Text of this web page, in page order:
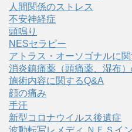
人間関係のストレス
不安神経症
頭鳴り
NESセラピー
アトラス・オーソゴナルに
消炎鎮痛薬（頭痛薬、湿布）
施術内容に関するQ&A
顔の痛み
手汗
新型コロナウイルス後遺症
波動転写レメディ ＮＥＳイ